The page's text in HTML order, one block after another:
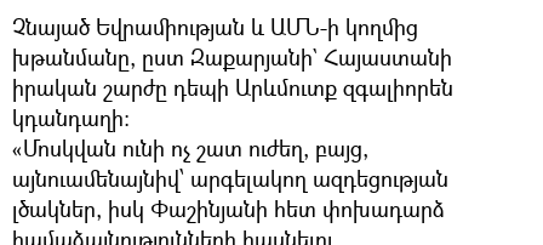
Չնայած Եվրամիության և ԱՄՆ-ի կողմից
խթանմանը, ըստ Զաքարյանի` Հայաստանի
իրական շարժը դեպի Արևմուտք զգալիորեն
կդանդաղի։
«Մոսկվան ունի ոչ շատ ուժեղ, բայց,
այնուամենայնիվ՝ արգելակող ազդեցության
լծակներ, իսկ Փաշինյանի հետ փոխադարձ
համաձայնությունների հասնելու